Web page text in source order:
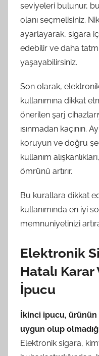
seviyeleri bulunur,
olanı seçmelisiniz.
ayarlayarak, sigara
edebilir ve daha
yaşayabilirsiniz.
Son olarak,
kullanımına dikkat
önerilen şarj
ısınmadan kaçının.
koruyun ve doğru
kullanım
ömrünü artırır.
Bu kurallara dikkat
kullanımında en iyi
memnuniyetinizi
Elektronik
Hatalı
İpucu
İkinci ipucu,
uygun olup
Elektronik sigara,